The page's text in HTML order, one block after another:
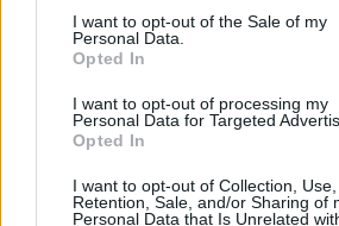
consent section.
I want to opt-out of the Sale of my
Personal Data.
Opted In
I want to opt-out of processing my
Personal Data for Targeted
Opted In
I want to opt-out of Collection, Use,
Retention, Sale, and/or Sharing of
Personal Data that Is Unrelated
atteggiamento realistico. Hanno
speculazioni sulle cause,
diplomatiche e concrete.
La vicenda resta oggetto di
appassionati diStar Warse gli
dell’industria. Fonti interne